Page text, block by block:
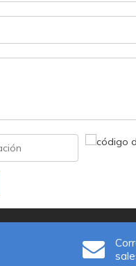
Escalera de andamio